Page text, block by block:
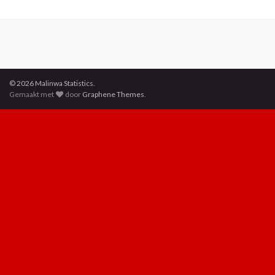
© 2026 Malinwa Statistics.
Gemaakt met
door Graphene Themes.